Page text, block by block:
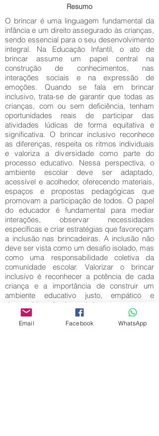
Resumo
O brincar é uma linguagem fundamental da
infância e um direito assegurado às crianças,
sendo essencial para o seu desenvolvimento
integral. Na Educação Infantil, o ato de
brincar assume um papel central na
construção de conhecimentos, nas
interações sociais e na expressão de
emoções. Quando se fala em brincar
inclusivo, trata-se de garantir que todas as
crianças, com ou sem deficiência, tenham
oportunidades reais de participar das
atividades lúdicas de forma equitativa e
significativa. O brincar inclusivo reconhece
as diferenças, respeita os ritmos individuais
e valoriza a diversidade como parte do
processo educativo. Nessa perspectiva, o
ambiente escolar deve ser adaptado,
acessível e acolhedor, oferecendo materiais,
espaços e propostas pedagógicas que
promovam a participação de todos. O papel
do educador é fundamental para mediar
interações, observar necessidades
específicas e criar estratégias que favoreçam
a inclusão nas brincadeiras. A inclusão não
deve ser vista como um desafio isolado, mas
como uma responsabilidade coletiva da
comunidade escolar. Valorizar o brincar
inclusivo é reconhecer a potência de cada
criança e a importância de construir um
ambiente educativo justo, empático e
democrático. Assim, o brincar torna-se um
caminho para a convivência, o respeito
mútuo e o desenvolvimento pleno na
Email Facebook WhatsApp